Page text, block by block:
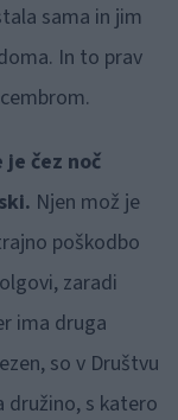
sama in jim
In to prav
čez noč
Njen mož je
poškodbo
zaradi
ima druga
so v Društvu
družino, s katero